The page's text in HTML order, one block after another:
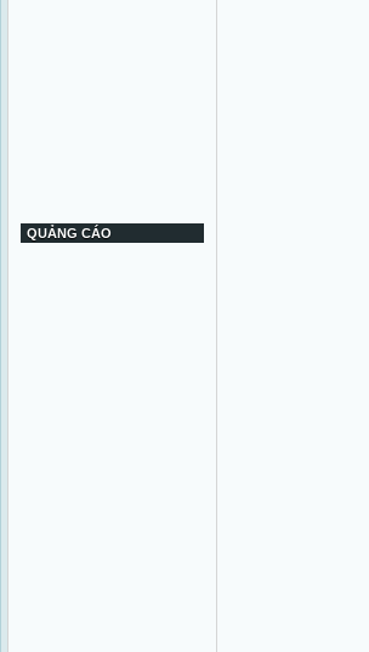
QUẢNG CÁO